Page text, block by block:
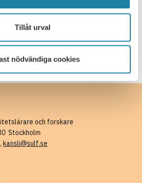
Tillåt urval
nödvändiga cookies
Eloff
och forskare
Stockholm
kansli@sulf.se